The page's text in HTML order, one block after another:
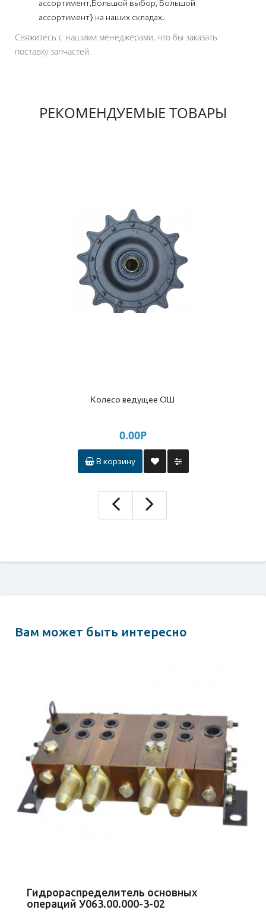
ассортимент,Большой выбор, Большой
ассортимент} на наших складах.
Свяжитесь с нашими менеджерами, что бы заказать
поставку запчастей.
РЕКОМЕНДУЕМЫЕ ТОВАРЫ
Колесо ведущее ОШ
0.00Р
В корзину
Вам может быть интересно
Гидрораспределитель основных
операций У063.00.000-3-02